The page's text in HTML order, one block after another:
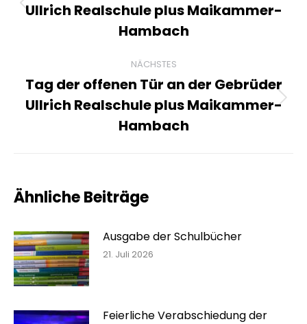
Vorheriger
Beitrag:
Ullrich Realschule plus Maikammer-
Hambach
NÄCHSTES
Nächster
Beitrag:
Tag der offenen Tür an der Gebrüder
Ullrich Realschule plus Maikammer-
Hambach
Ähnliche Beiträge
Ausgabe der Schulbücher
21. Juli 2026
Feierliche Verabschiedung der